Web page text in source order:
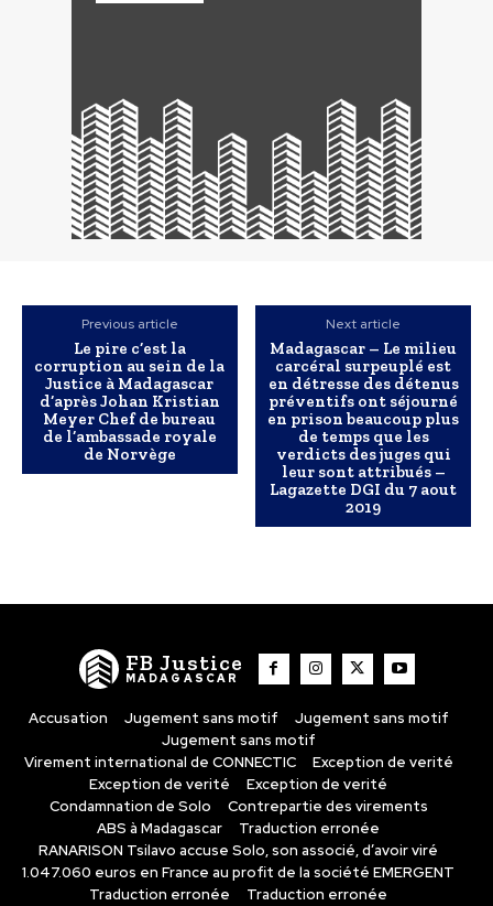
Previous article
Le pire c’est la
corruption au sein de la
Justice à Madagascar
d’après Johan Kristian
Meyer Chef de bureau
de l’ambassade royale
de Norvège
Next article
Madagascar – Le milieu
carcéral surpeuplé est
en détresse des détenus
préventifs ont séjourné
en prison beaucoup plus
de temps que les
verdicts des juges qui
leur sont attribués –
Lagazette DGI du 7 aout
2019
FB Justice
MADAGASCAR
Accusation Jugement sans motif
Jugement sans motif
Jugement sans motif
Virement international de CONNECTIC
Exception de verité
Exception de verité
Exception de verité
Condamnation de Solo
Contrepartie des virements
ABS à Madagascar
Traduction erronée
RANARISON Tsilavo accuse Solo, son associé, d’avoir viré
1.047.060 euros en France au profit de la société EMERGENT
Traduction erronée
Traduction erronée